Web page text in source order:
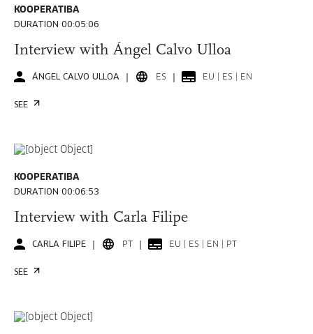
KOOPERATIBA
DURATION 00:05:06
Interview with Ángel Calvo Ulloa
ÁNGEL CALVO ULLOA ES EU | ES | EN
SEE
KOOPERATIBA
DURATION 00:06:53
Interview with Carla Filipe
CARLA FILIPE PT EU | ES | EN | PT
SEE